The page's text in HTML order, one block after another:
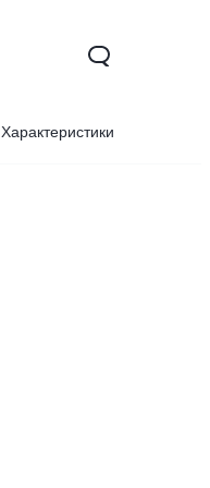
Характеристики